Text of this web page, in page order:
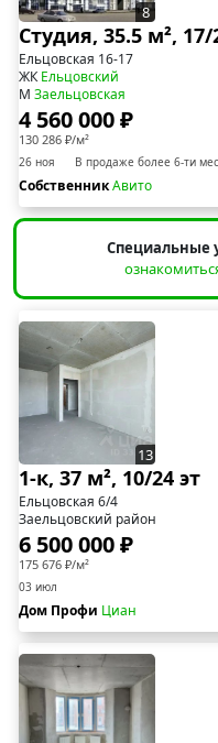
8
Студия, 35.5 м², 17/
Ельцовская 16-17
ЖКЕльцовский
М Заельцовская
4 560 000 ₽
130 286 ₽/м²
26 ноя В продаже более 6-ти
СобственникАвито
Специальные
13
1-к, 37 м², 10/24 эт
Ельцовская 6/4
Заельцовский район
6 500 000 ₽
175 676 ₽/м²
03 июл
Дом Профи Циан